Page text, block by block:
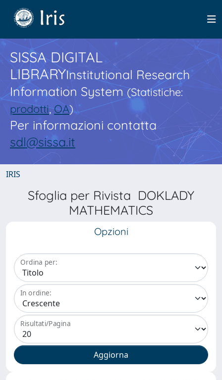
SISSA DIGITAL
LIBRARYInstitutional Research
Information System(Statistiche:
prodotti,OA)
Per informazioni contatta
sdl@sissa.it
IRIS
Sfoglia per Rivista DOKLADY
MATHEMATICS
Opzioni
Ordina per:
In ordine:
Risultati/Pagina